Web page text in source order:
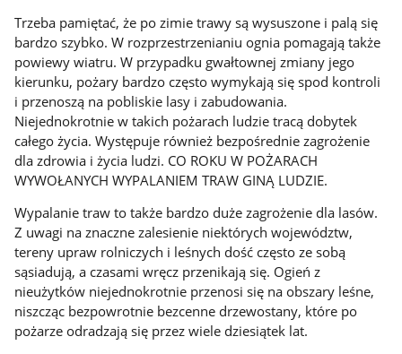
Trzeba pamiętać, że po zimie trawy są wysuszone i palą się
bardzo szybko. W rozprzestrzenianiu ognia pomagają także
powiewy wiatru. W przypadku gwałtownej zmiany jego
kierunku, pożary bardzo często wymykają się spod kontroli
i przenoszą na pobliskie lasy i zabudowania.
Niejednokrotnie w takich pożarach ludzie tracą dobytek
całego życia. Występuje również bezpośrednie zagrożenie
dla zdrowia i życia ludzi. CO ROKU W POŻARACH
WYWOŁANYCH WYPALANIEM TRAW GINĄ LUDZIE.
Wypalanie traw to także bardzo duże zagrożenie dla lasów.
Z uwagi na znaczne zalesienie niektórych województw,
tereny upraw rolniczych i leśnych dość często ze sobą
sąsiadują, a czasami wręcz przenikają się. Ogień z
nieużytków niejednokrotnie przenosi się na obszary leśne,
niszcząc bezpowrotnie bezcenne drzewostany, które po
pożarze odradzają się przez wiele dziesiątek lat.